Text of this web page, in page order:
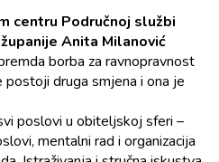
centru Područnoj službi
Anita Milanović
borba za ravnopravnost
druga smjena i ona je
poslovi u obiteljskoj sferi –
mentalni rad i organizacija